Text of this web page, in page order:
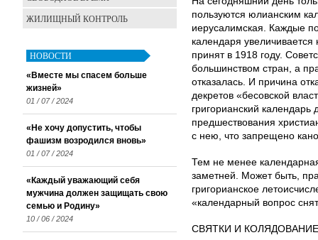
пользуются юлианским
иерусалимская. Каждые
календаря
принят в 1918 году.
большинством стран, а
отказалась. И причина
декретов «бесовской
григорианский календарь
предшествования
с нею, что запрещено
Тем не менее
заметней. Может быть,
григорианское
«календарный вопрос
СВЯТКИ И КОЛЯДОВАНИЕ
ЖИЛИЩНЫЙ КОНТРОЛЬ
НОВОСТИ
«Вместе мы спасем больше
жизней»
01 / 07 / 2024
«Не хочу допустить, чтобы
фашизм возродился вновь»
01 / 07 / 2024
«Каждый уважающий себя
мужчина должен защищать свою
семью и Родину»
10 / 06 / 2024